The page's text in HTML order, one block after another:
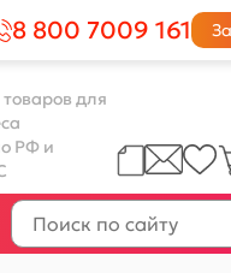
8 800 7009 161
для
РФ и